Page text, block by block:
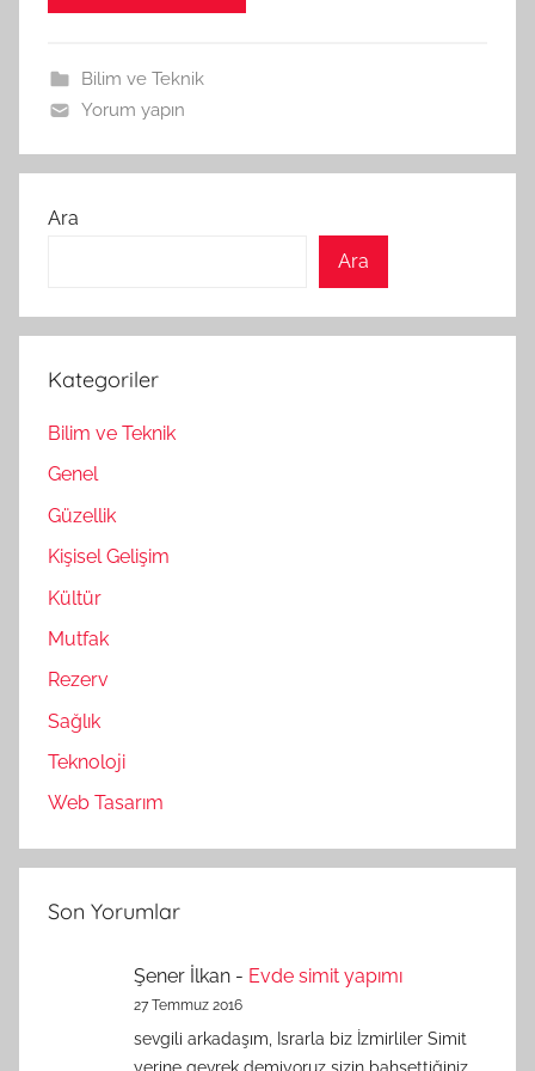
Bilim ve Teknik
Yorum yapın
Ara
Ara
Kategoriler
Bilim ve Teknik
Genel
Güzellik
Kişisel Gelişim
Kültür
Mutfak
Rezerv
Sağlık
Teknoloji
Web Tasarım
Son Yorumlar
Şener İlkan - Evde simit yapımı
27 Temmuz 2016
sevgili arkadaşım, Israrla biz İzmirliler Simit
yerine gevrek demiyoruz sizin bahsettiğiniz